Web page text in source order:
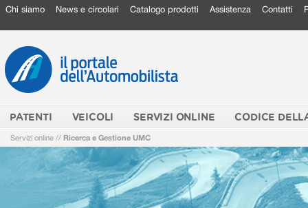
Chi siamo News e circolari Catalogo prodotti Assistenza Contatti
PATENTI VEICOLI SERVIZI ONLINE CODICE
Servizi online // Ricerca e Gestione UMC